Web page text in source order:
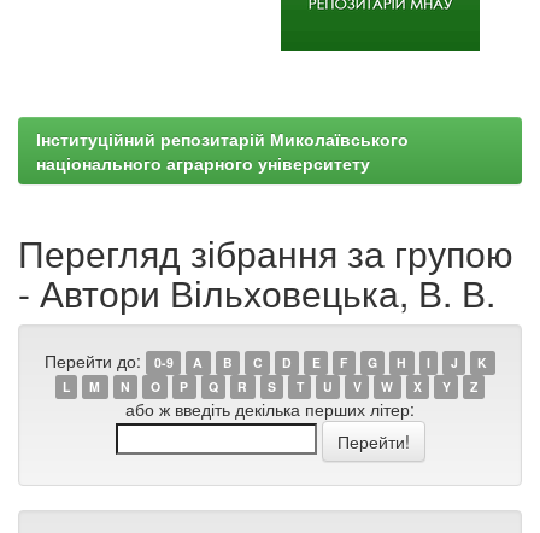
Інституційний репозитарій Миколаївського
національного аграрного університету
Перегляд зібрання за групою
- Автори Вільховецька, В. В.
Перейти до: 0-9 A B C D E F G H I J
K
L
M N O P Q R S T U V W X Y Z
або ж введіть декілька перших літер: